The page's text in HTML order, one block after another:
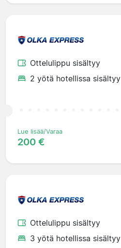
Ottelulippu sisältyy
2 yötä hotellissa sisältyy
Lue lisää/Varaa
200 €
Ottelulippu sisältyy
3 yötä hotellissa sisältyy